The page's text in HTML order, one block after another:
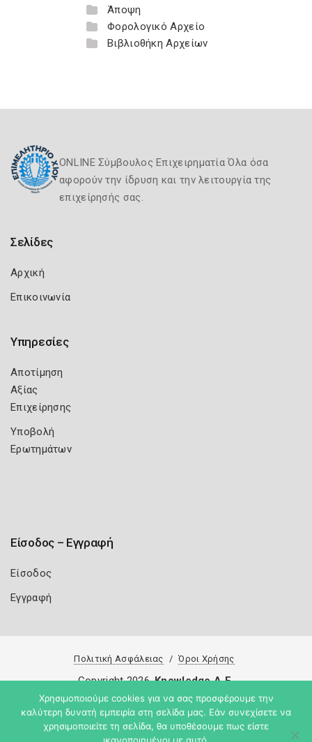
Άποψη
Φορολογικό Αρχείο
Βιβλιοθήκη Αρχείων
ONLINE Σύμβουλος Επιχειρηματία Όλα όσα
αφορούν την ίδρυση και την λειτουργία της
επιχείρησής σας.
Σελίδες
Αρχική
Επικοινωνία
Υπηρεσίες
Αποτίμηση
Αξίας
Επιχείρησης
Υποβολή
Ερωτημάτων
Είσοδος – Εγγραφή
Είσοδος
Εγγραφή
Πολιτική Ασφάλειας Όροι Χρήσης
Copyright 2026 Knowledge A.E.
Χρησιμοποιούμε cookies για να σας προσφέρουμε την
καλύτερη δυνατή εμπειρία στη σελίδα μας. Εάν συνεχίσετε να
χρησιμοποιείτε τη σελίδα, θα υποθέσουμε πως είστε